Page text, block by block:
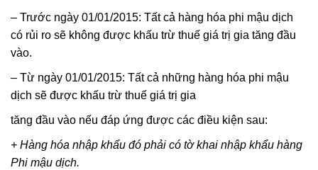
– Trước ngày 01/01/2015: Tất cả hàng hóa phi mậu dịch
có rủi ro sẽ không được khấu trừ thuế giá trị gia tăng đầu
vào.
– Từ ngày 01/01/2015: Tất cả những hàng hóa phi mậu
dịch sẽ được khấu trừ thuế giá trị gia
tăng đầu vào nếu đáp ứng được các điều kiện sau:
+ Hàng hóa nhập khẩu đó phải có tờ khai nhập khẩu hàng
Phi mậu dịch.